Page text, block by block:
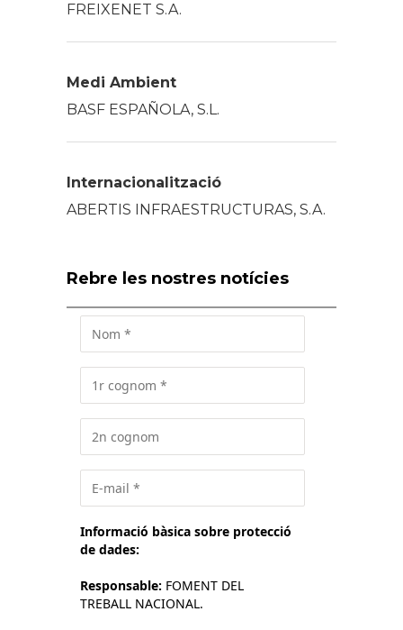
FREIXENET S.A.
Medi Ambient
BASF ESPAÑOLA, S.L.
Internacionalització
ABERTIS INFRAESTRUCTURAS, S.A.
Rebre les nostres notícies
Informació bàsica sobre protecció
de dades:
Responsable: FOMENT DEL
TREBALL NACIONAL.